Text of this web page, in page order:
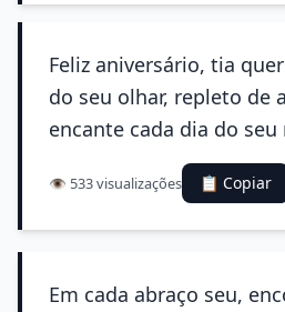
Feliz aniversário, tia
do seu olhar, repleto de
encante cada dia do seu
👁️ 533 visualizações 📋 Copiar
Em cada abraço seu,